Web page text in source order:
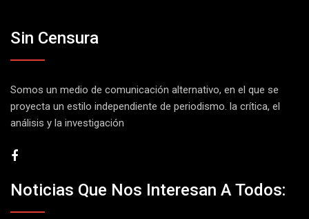
Sin Censura
Somos un medio de comunicación alternativo, en el que se
proyecta un estilo independiente de periodismo. la crítica, el
análisis y la investigación
Noticias Que Nos Interesan A Todos: